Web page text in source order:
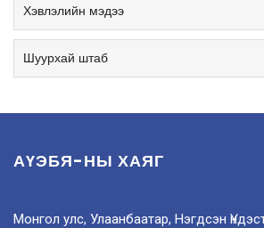
Хэвлэлийн мэдээ
Шуурхай штаб
АҮЭБЯ-НЫ ХАЯГ
Монгол улс, Улаанбаатар, Нэгдсэн